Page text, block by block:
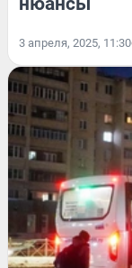
3 апреля, 2025, 11:30